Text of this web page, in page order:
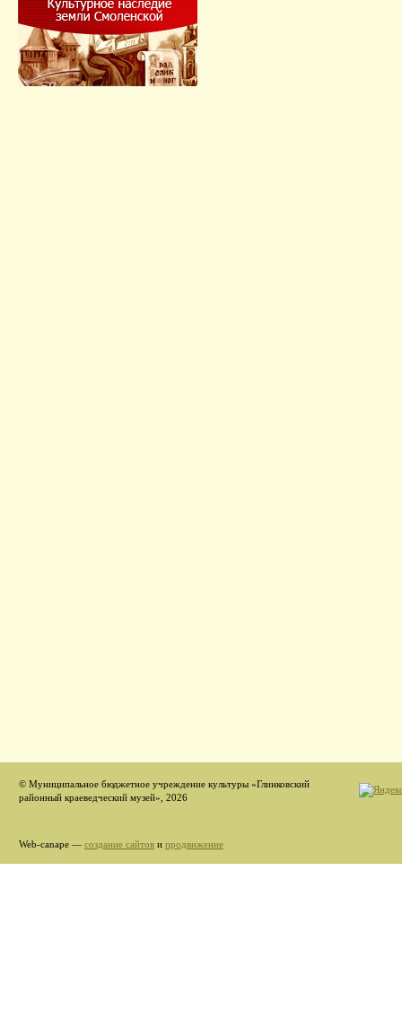
© Муниципальное бюджетное учреждение культуры «Глинковский
районный краеведческий музей», 2026
Web-canape — создание сайтов и продвижение